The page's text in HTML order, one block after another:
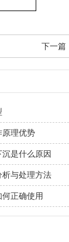
下一篇
原理优势
是什么原因
析与处理方法
正确使用